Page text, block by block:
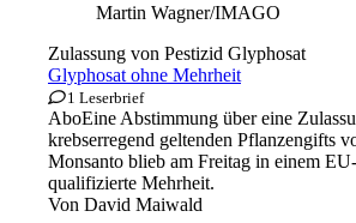
Martin Wagner/IMAGO
Zulassung von Pestizid Glyphosat
Glyphosat ohne Mehrheit
1 Leserbrief
AboEine Abstimmung über eine
krebserregend geltenden Pflanzengifts
Monsanto blieb am Freitag in einem
qualifizierte Mehrheit.
Von David Maiwald